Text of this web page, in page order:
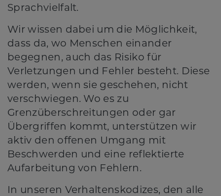
Sprachvielfalt.
Wir wissen dabei um die Möglichkeit,
dass da, wo Menschen einander
begegnen, auch das Risiko für
Verletzungen und Fehler besteht. Diese
werden, wenn sie geschehen, nicht
verschwiegen. Wo es zu
Grenzüberschreitungen oder gar
Übergriffen kommt, unterstützen wir
aktiv den offenen Umgang mit
Beschwerden und eine reflektierte
Aufarbeitung von Fehlern.
In unseren Verhaltenskodizes, den alle